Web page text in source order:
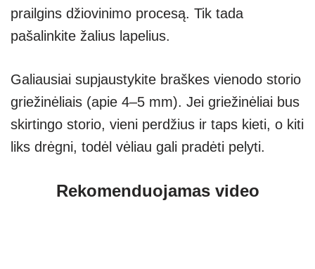
prailgins džiovinimo procesą. Tik tada
pašalinkite žalius lapelius.
Galiausiai supjaustykite braškes vienodo storio
griežinėliais (apie 4–5 mm). Jei griežinėliai bus
skirtingo storio, vieni perdžius ir taps kieti, o kiti
liks drėgni, todėl vėliau gali pradėti pelyti.
Rekomenduojamas video